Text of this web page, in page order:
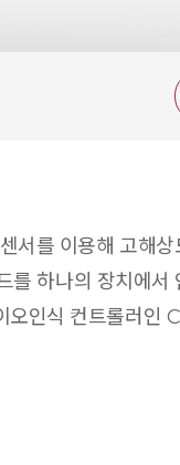
를 이용해 고해
하나의 장치에서
오인식 컨트롤러인